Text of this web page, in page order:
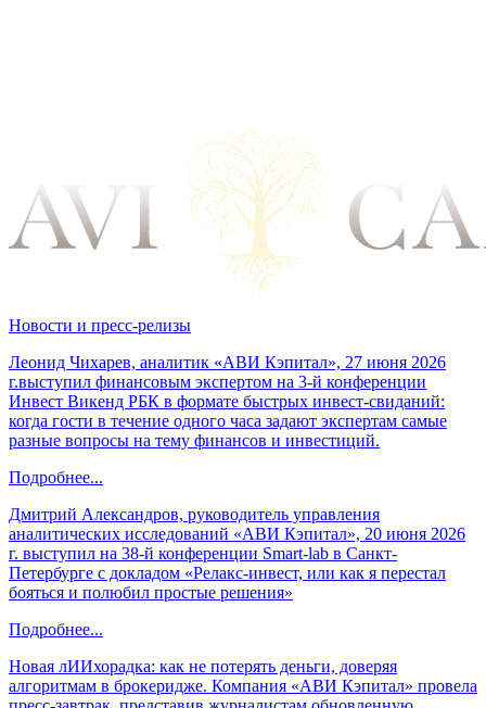
Новости и пресс-релизы
Леонид Чихарев, аналитик «АВИ Кэпитал», 27 июня 2026
г.выступил финансовым экспертом на 3-й конференции
Инвест Викенд РБК в формате быстрых инвест-свиданий:
когда гости в течение одного часа задают экспертам самые
разные вопросы на тему финансов и инвестиций.
Подробнее...
Дмитрий Александров, руководитель управления
аналитических исследований «АВИ Кэпитал», 20 июня 2026
г. выступил на 38-й конференции Smart-lab в Санкт-
Петербурге с докладом «Релакс-инвест, или как я перестал
бояться и полюбил простые решения»
Подробнее...
Новая лИИхорадка: как не потерять деньги, доверяя
алгоритмам в брокеридже. Компания «АВИ Кэпитал» провела